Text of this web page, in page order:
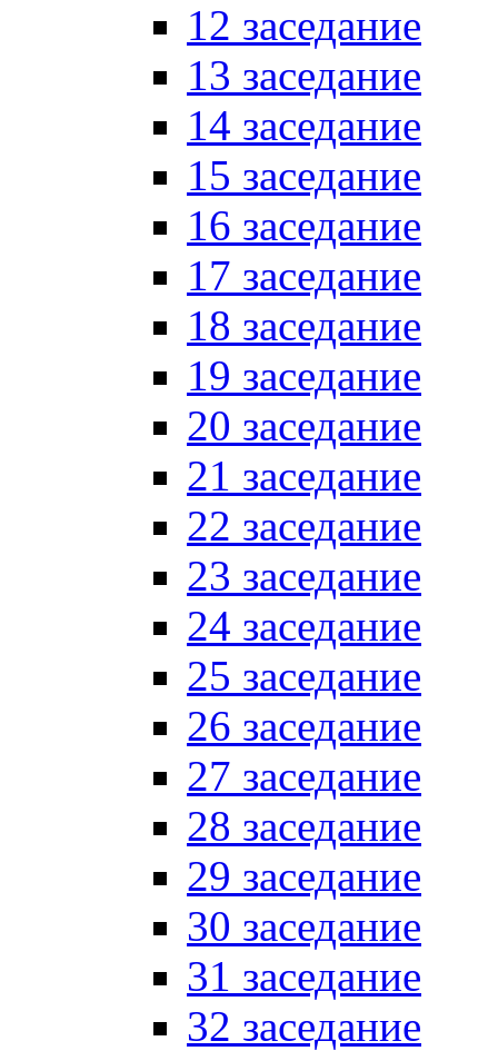
12 заседание
13 заседание
14 заседание
15 заседание
16 заседание
17 заседание
18 заседание
19 заседание
20 заседание
21 заседание
22 заседание
23 заседание
24 заседание
25 заседание
26 заседание
27 заседание
28 заседание
29 заседание
30 заседание
31 заседание
32 заседание